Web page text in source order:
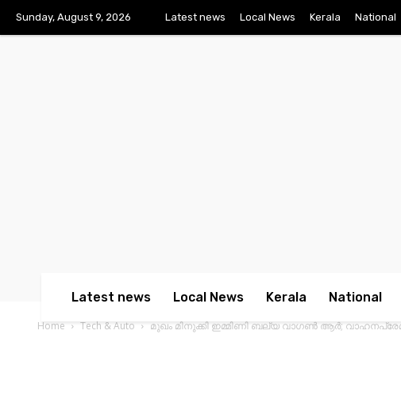
Sunday, August 9, 2026 Latest news Local News Kerala National
Latest news Local News Kerala National
Home Tech & Auto മുഖം മിനുക്കി ഇമ്മിണി ബല്യ വാഗണ്‍ ആര്‍;